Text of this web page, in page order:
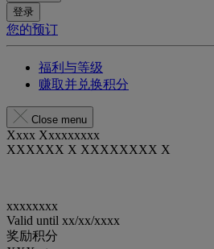
登录
您的预订
福利与等级
赚取并兑换积分
Close menu
Xxxx Xxxxxxxxx
XXXXXX X XXXXXXXX X
xxxxxxxx
Valid until xx/xx/xxxx
奖励积分